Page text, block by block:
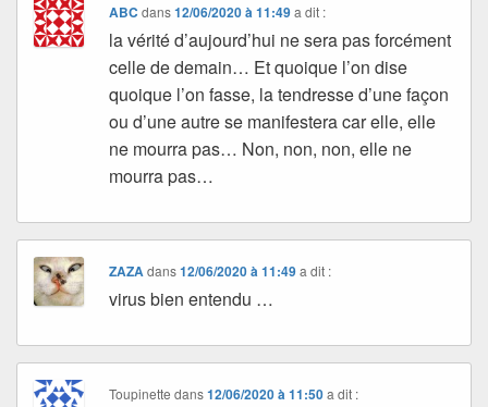
ABC dans12/06/2020 à 11:49 a dit :
la vérité d’aujourd’hui ne sera pas forcément
celle de demain… Et quoique l’on dise
quoique l’on fasse, la tendresse d’une façon
ou d’une autre se manifestera car elle, elle
ne mourra pas… Non, non, non, elle ne
mourra pas…
ZAZA dans12/06/2020 à 11:49 a dit :
virus bien entendu …
Toupinette dans12/06/2020 à 11:50 a dit :